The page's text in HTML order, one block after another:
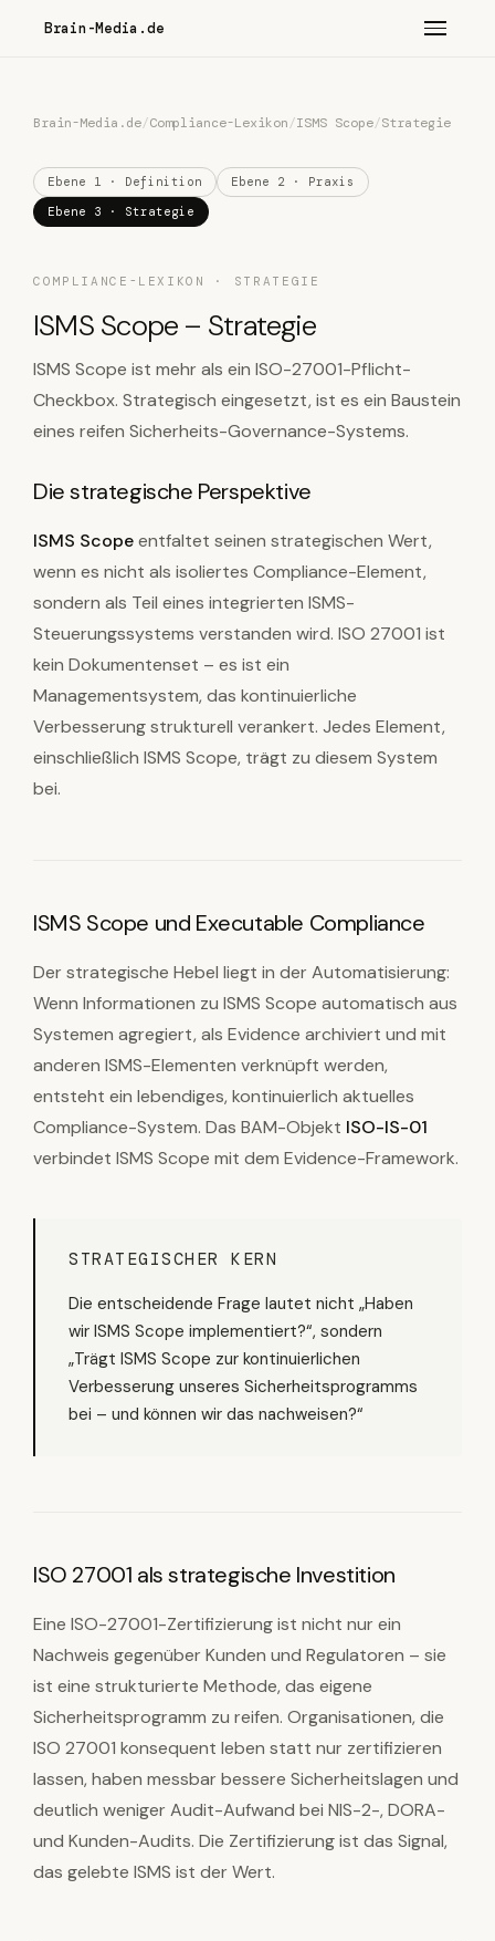
Brain-Media.de
Brain-Media.de/Compliance-Lexikon/ISMS Scope/Strategie
Ebene 1 · Definition
Ebene 2 · Praxis
Ebene 3 · Strategie
COMPLIANCE-LEXIKON · STRATEGIE
ISMS Scope – Strategie
ISMS Scope ist mehr als ein ISO-27001-Pflicht-
Checkbox. Strategisch eingesetzt, ist es ein Baustein
eines reifen Sicherheits-Governance-Systems.
Die strategische Perspektive
ISMS Scopeentfaltet seinen strategischen Wert,
wenn es nicht als isoliertes Compliance-Element,
sondern als Teil eines integrierten ISMS-
Steuerungssystems verstanden wird. ISO 27001 ist
kein Dokumentenset – es ist ein
Managementsystem, das kontinuierliche
Verbesserung strukturell verankert. Jedes Element,
einschließlich ISMS Scope, trägt zu diesem System
bei.
ISMS Scope und Executable Compliance
Der strategische Hebel liegt in der Automatisierung:
Wenn Informationen zu ISMS Scope automatisch aus
Systemen agregiert, als Evidence archiviert und mit
anderen ISMS-Elementen verknüpft werden,
entsteht ein lebendiges, kontinuierlich aktuelles
Compliance-System. Das BAM-Objekt ISO-IS-01
verbindet ISMS Scope mit dem Evidence-Framework.
STRATEGISCHER KERN
Die entscheidende Frage lautet nicht „Haben
wir ISMS Scope implementiert?“, sondern
„Trägt ISMS Scope zur kontinuierlichen
Verbesserung unseres Sicherheitsprogramms
bei – und können wir das nachweisen?“
ISO 27001 als strategische Investition
Eine ISO-27001-Zertifizierung ist nicht nur ein
Nachweis gegenüber Kunden und Regulatoren – sie
ist eine strukturierte Methode, das eigene
Sicherheitsprogramm zu reifen. Organisationen, die
ISO 27001 konsequent leben statt nur zertifizieren
lassen, haben messbar bessere Sicherheitslagen und
deutlich weniger Audit-Aufwand bei NIS-2-, DORA-
und Kunden-Audits. Die Zertifizierung ist das Signal,
das gelebte ISMS ist der Wert.